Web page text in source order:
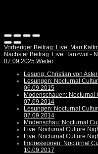
Vorheriger Beitrag: Live: Mari
Nächster Beitrag: Live: Tanzwut -
07.09.2025 Weiter
Lesung: Christian von
Lesungen: Nocturnal
06.09.2015
Modenschauen: Nocturnal
07.09.2014
Lesungen: Nocturnal
07.09.2014
Modenschau: Nocturnal
Live: Nocturnal Culture
Live: Nocturnal Culture
Impressionen: Nocturnal
10.09.2017